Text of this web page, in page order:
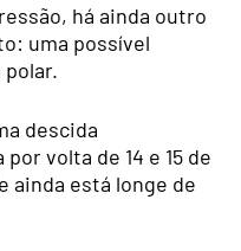
há ainda outro
uma possível
descida
volta de 14 e 15 de
ainda está longe de